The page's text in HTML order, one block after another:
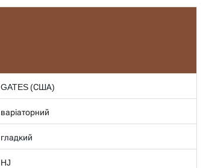
GATES (США)
варіаторний
гладкий
HJ